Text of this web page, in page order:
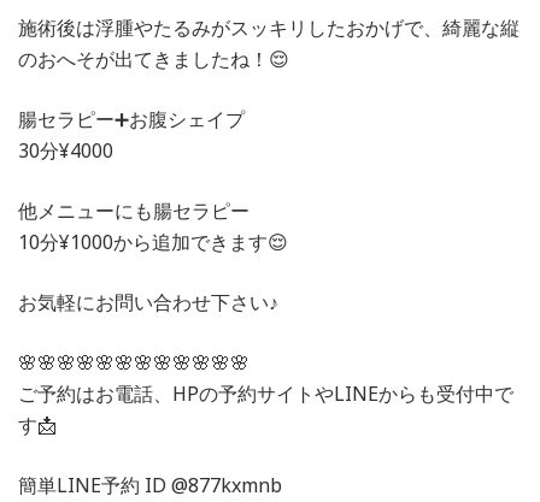
施術後は浮腫やたるみがスッキリしたおかげで、綺麗な縦
のおへそが出てきましたね！😌
腸セラピー➕お腹シェイプ
30分¥4000
他メニューにも腸セラピー
10分¥1000から追加できます😌
お気軽にお問い合わせ下さい♪
🌸🌸🌸🌸🌸🌸🌸🌸🌸🌸🌸🌸
ご予約はお電話、HPの予約サイトやLINEからも受付中で
す📩
簡単LINE予約 ID @877kxmnb